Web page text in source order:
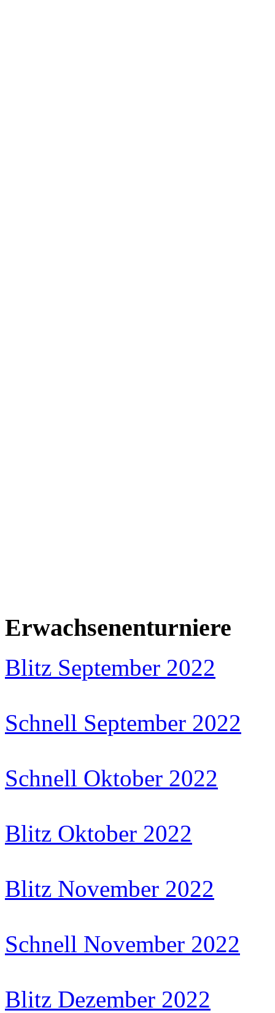
Erwachsenenturniere
Blitz September 2022
Schnell September 2022
Schnell Oktober 2022
Blitz Oktober 2022
Blitz November 2022
Schnell November 2022
Blitz Dezember 2022